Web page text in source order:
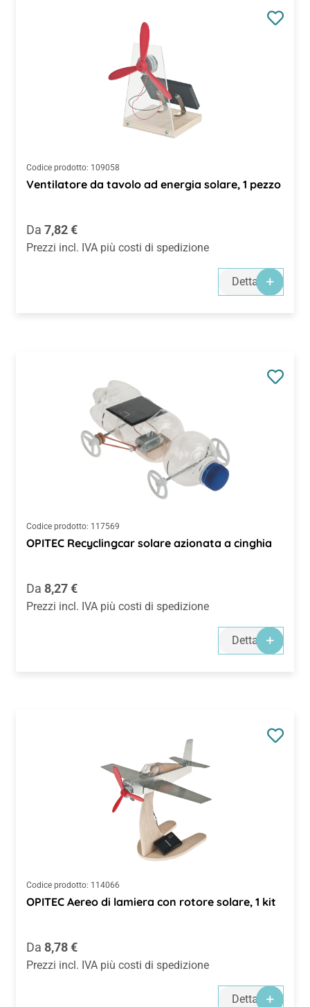
Codice prodotto: 109058
Ventilatore da tavolo ad energia solare, 1 pezzo
Prezzo normale:
Da 7,82 €
Prezzi incl. IVA più costi di spedizione
Dettagli
Codice prodotto: 117569
OPITEC Recyclingcar solare azionata a cinghia
Prezzo normale:
Da 8,27 €
Prezzi incl. IVA più costi di spedizione
Dettagli
Codice prodotto: 114066
OPITEC Aereo di lamiera con rotore solare, 1 kit
Prezzo normale:
Da 8,78 €
Prezzi incl. IVA più costi di spedizione
Dettagli